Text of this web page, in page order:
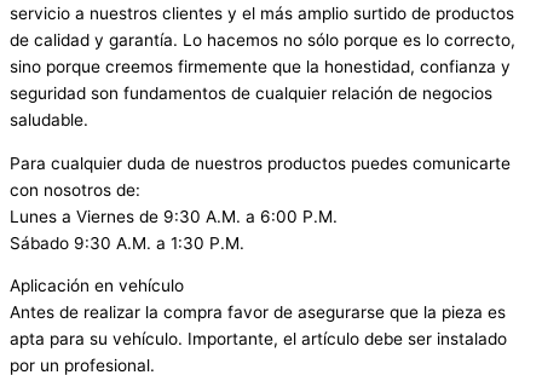
servicio a nuestros clientes y el más amplio surtido de productos
de calidad y garantía. Lo hacemos no sólo porque es lo correcto,
sino porque creemos firmemente que la honestidad, confianza y
seguridad son fundamentos de cualquier relación de negocios
saludable.
Para cualquier duda de nuestros productos puedes comunicarte
con nosotros de:
Lunes a Viernes de 9:30 A.M. a 6:00 P.M.
Sábado 9:30 A.M. a 1:30 P.M.
Aplicación en vehículo
Antes de realizar la compra favor de asegurarse que la pieza es
apta para su vehículo. Importante, el artículo debe ser instalado
por un profesional.